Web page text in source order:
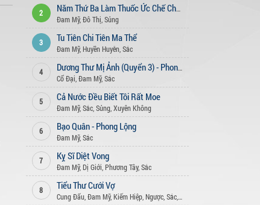
2
Năm Thứ Ba Làm Thuốc Ức Chế Cho Sếp
Đam Mỹ, Đô Thị Sủng
3 Tu Tiên Chi Tiên Ma Thể
Đam Mỹ, Huyền Huyễn Sắc
4
Dương Thư Mị Ảnh (Quyển 3) - Phong Vũ Vô Cực
Cổ Đại Đam Mỹ, Sắc
5 Cả Nước Đều Biết Tôi Rất Moe
Đam Mỹ, Sắc, Sủng, Xuyên Không
6 Bạo Quân - Phong Lộng
Đam Mỹ, Sắc
7 Kỵ Sĩ Diệt Vong
Đam Mỹ, Dị Giới Phương Tây, Sắc
8 Tiểu Thư Cưới Vợ
Cung Đấu, Đam Mỹ, Kiếm Hiệp, Ngược, Sắc, Xuyên Không